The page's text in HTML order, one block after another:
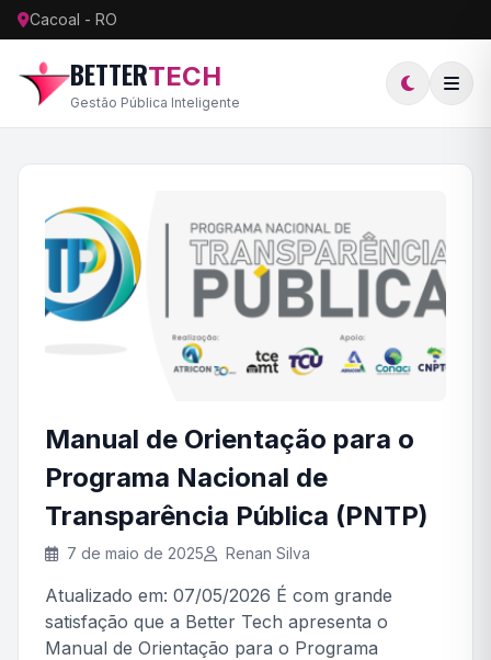
Cacoal - RO
BETTERTECH
Gestão Pública Inteligente
Manual de Orientação para o
Programa Nacional de
Transparência Pública (PNTP)
7 de maio de 2025 Renan Silva
Atualizado em: 07/05/2026 É com grande
satisfação que a Better Tech apresenta o
Manual de Orientação para o Programa